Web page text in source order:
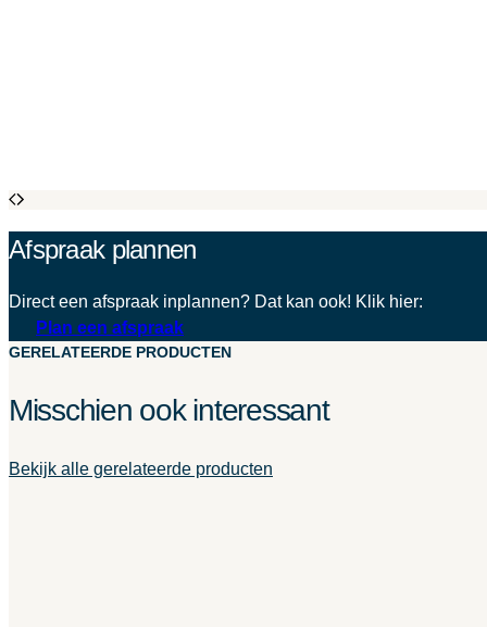
Afspraak plannen
Direct een afspraak inplannen? Dat kan ook! Klik hier:
Plan een afspraak
GERELATEERDE PRODUCTEN
Misschien ook interessant
Bekijk alle gerelateerde producten